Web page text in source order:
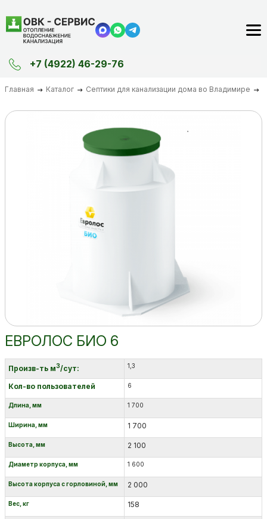
+7 (4922) 46-29-76
Главная Каталог Септики для канализации дома во Владимире
ЕВРОЛОС БИО 6
Произв-ть м3/сут: 1,3
Кол-во пользователей 6
Длина, мм 1 700
Ширина, мм 1 700
Высота, мм 2 100
Диаметр корпуса, мм 1 600
Высота корпуса с горловиной, мм 2 000
Вес, кг 158